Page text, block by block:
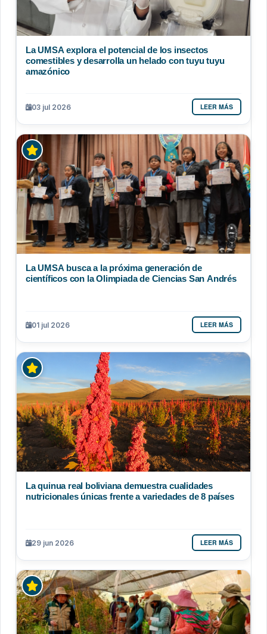
La UMSA explora el potencial de los insectos
comestibles y desarrolla un helado con tuyu tuyu
amazónico
03 jul 2026 LEER MÁS
La UMSA busca a la próxima generación de
científicos con la Olimpiada de Ciencias San Andrés
01 jul 2026 LEER MÁS
La quinua real boliviana demuestra cualidades
nutricionales únicas frente a variedades de 8 países
29 jun 2026 LEER MÁS